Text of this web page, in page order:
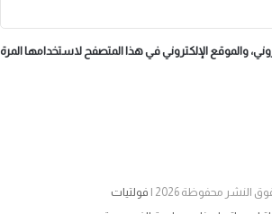
والموقع الإلكتروني في هذا المتصفح لاستخدامها المرة
النشر محفوظة 2026 |
فولتيات